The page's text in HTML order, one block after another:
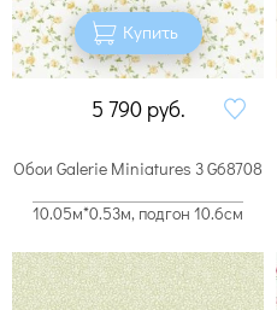
Купить
5 790 руб.
Обои Galerie Miniatures 3 G68708
10.05м*0.53м, подгон 10.6см